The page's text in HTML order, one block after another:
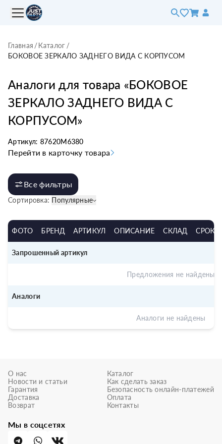
Главная /Каталог /
БОКОВОЕ ЗЕРКАЛО ЗАДНЕГО ВИДА С КОРПУСОМ
Аналоги для товара «БОКОВОЕ
ЗЕРКАЛО ЗАДНЕГО ВИДА С
КОРПУСОМ»
Артикул: 87620M6380
Перейти в карточку товара
Все фильтры
Сортировка: Популярные
ФОТО БРЕНД АРТИКУЛ ОПИСАНИЕ СКЛАД СРОК
Запрошенный артикул
Предложения не найдены
Аналоги
Аналоги не найдены
О нас
Новости и статьи
Гарантия
Доставка
Возврат
Каталог
Как сделать заказ
Безопасность онлайн-платежей
Оплата
Контакты
Мы в соцсетях